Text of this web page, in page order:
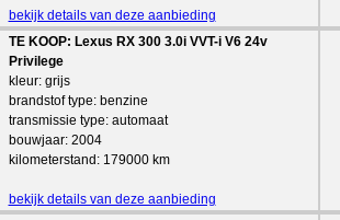
bekijk details van deze aanbieding
TE KOOP: Lexus RX 300 3.0i VVT-i V6 24v
Privilege
kleur: grijs
brandstof type: benzine
transmissie type: automaat
bouwjaar: 2004
kilometerstand: 179000 km
bekijk details van deze aanbieding